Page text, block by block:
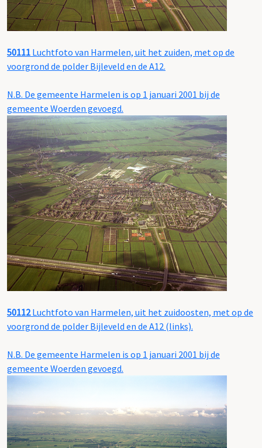
50111 Luchtfoto van Harmelen, uit het zuiden, met op de
voorgrond de polder Bijleveld en de A12.
N.B. De gemeente Harmelen is op 1 januari 2001 bij de
gemeente Woerden gevoegd.
50112Luchtfoto van Harmelen, uit het zuidoosten, met op de
voorgrond de polder Bijleveld en de A12 (links).
N.B. De gemeente Harmelen is op 1 januari 2001 bij de
gemeente Woerden gevoegd.